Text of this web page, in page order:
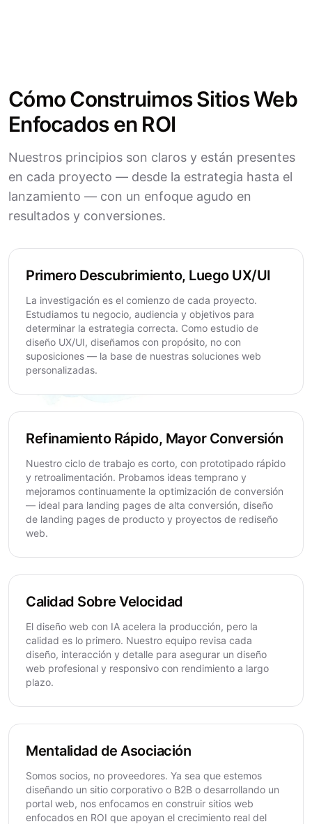
Cómo Construimos Sitios Web
Enfocados en ROI
Nuestros principios son claros y están presentes
en cada proyecto — desde la estrategia hasta el
lanzamiento — con un enfoque agudo en
resultados y conversiones.
Primero Descubrimiento, Luego UX/UI
La investigación es el comienzo de cada proyecto.
Estudiamos tu negocio, audiencia y objetivos para
determinar la estrategia correcta. Como estudio de
diseño UX/UI, diseñamos con propósito, no con
suposiciones — la base de nuestras soluciones web
personalizadas.
Refinamiento Rápido, Mayor Conversión
Nuestro ciclo de trabajo es corto, con prototipado rápido
y retroalimentación. Probamos ideas temprano y
mejoramos continuamente la optimización de conversión
— ideal para landing pages de alta conversión, diseño
de landing pages de producto y proyectos de rediseño
web.
Calidad Sobre Velocidad
El diseño web con IA acelera la producción, pero la
calidad es lo primero. Nuestro equipo revisa cada
diseño, interacción y detalle para asegurar un diseño
web profesional y responsivo con rendimiento a largo
plazo.
Mentalidad de Asociación
Somos socios, no proveedores. Ya sea que estemos
diseñando un sitio corporativo o B2B o desarrollando un
portal web, nos enfocamos en construir sitios web
enfocados en ROI que apoyan el crecimiento real del